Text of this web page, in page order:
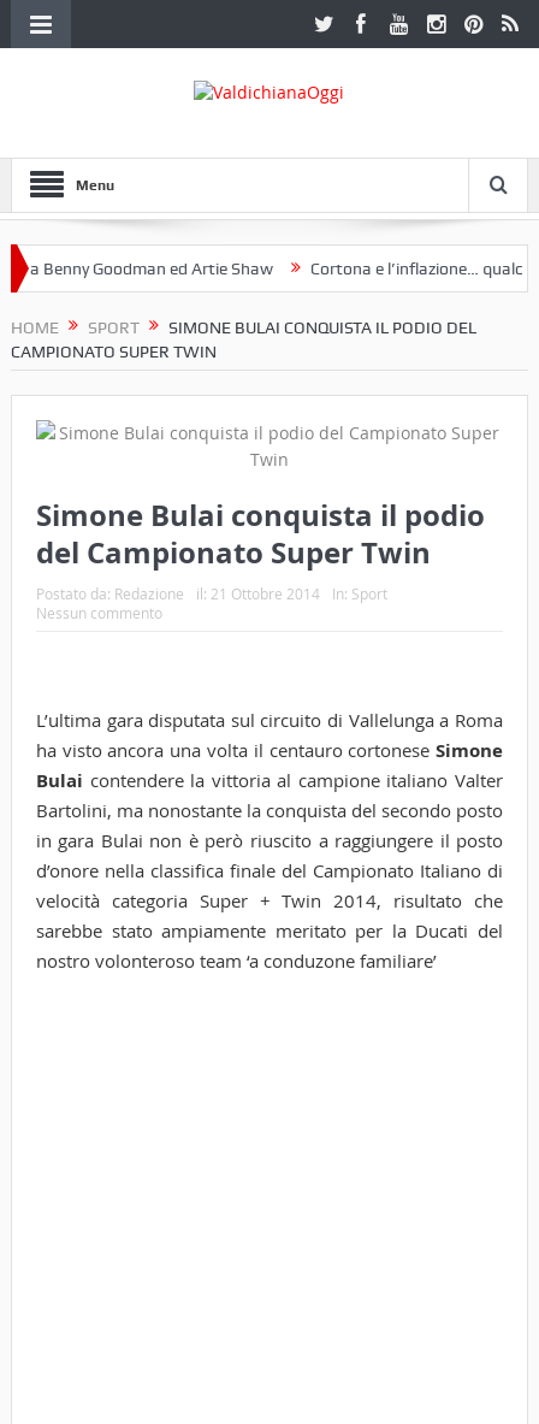
Menu
Benny Goodman ed Artie Shaw Cortona e l’inflazione… qualche
HOME SPORT
SIMONE BULAI CONQUISTA IL PODIO DEL
CAMPIONATO SUPER TWIN
Simone Bulai conquista il podio
del Campionato Super Twin
Postato da: Redazione il: 21 Ottobre 2014 In: Sport
Nessun commento
L’ultima gara disputata sul circuito di Vallelunga a Roma
ha visto ancora una volta il centauro cortoneseSimone
Bulai contendere la vittoria al campione italiano Valter
Bartolini, ma nonostante la conquista del secondo posto
in gara Bulai non è però riuscito a raggiungere il posto
d’onore nella classifica finale del Campionato Italiano di
velocità categoria Super + Twin 2014, risultato che
sarebbe stato ampiamente meritato per la Ducati del
nostro volonteroso team ‘a conduzone familiare’